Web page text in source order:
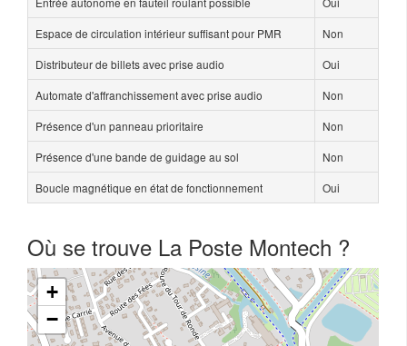
Espace de circulation intérieur suffisant pour PMR
Non
Distributeur de billets avec prise audio
Oui
Automate d'affranchissement avec prise audio
Non
Présence d'un panneau prioritaire
Non
Présence d'une bande de guidage au sol
Non
Boucle magnétique en état de fonctionnement
Oui
Où se trouve La Poste Montech ?
+
−